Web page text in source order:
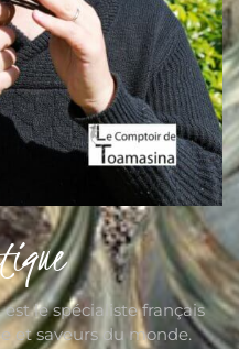
le spécialiste français
et saveurs du monde.